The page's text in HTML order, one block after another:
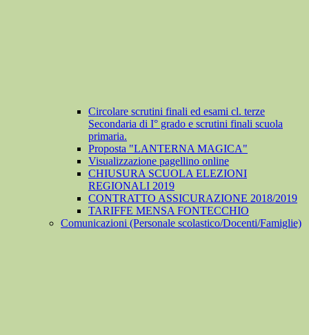
Circolare scrutini finali ed esami cl. terze
Secondaria di I° grado e scrutini finali scuola
primaria.
Proposta "LANTERNA MAGICA"
Visualizzazione pagellino online
CHIUSURA SCUOLA ELEZIONI
REGIONALI 2019
CONTRATTO ASSICURAZIONE 2018/2019
TARIFFE MENSA FONTECCHIO
Comunicazioni (Personale scolastico/Docenti/Famiglie)